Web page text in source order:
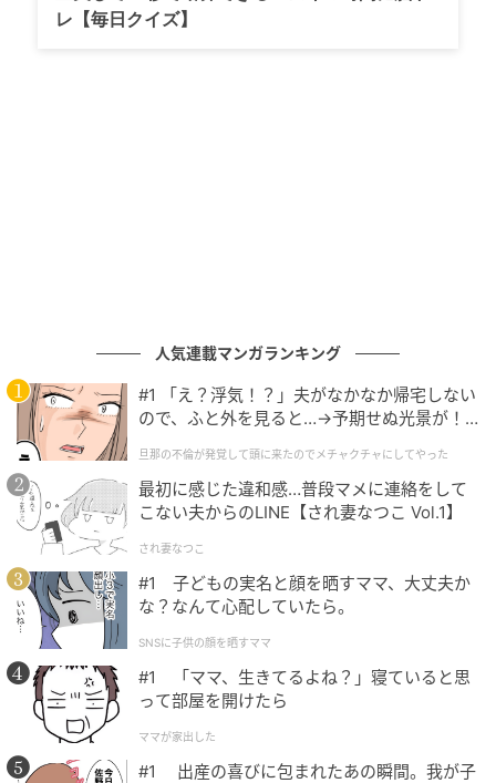
レ【毎日クイズ】
人気連載マンガランキング
#1 「え？浮気！？」夫がなかなか帰宅しない
ので、ふと外を見ると…→予期せぬ光景が！
クチャにしてやった
旦那の不倫が発覚して頭に来たのでメチャクチャにしてやった
最初に感じた違和感…普段マメに連絡をして
こない夫からのLINE【され妻なつこ Vol.1】
され妻なつこ
#1 子どもの実名と顔を晒すママ、大丈夫か
な？なんて心配していたら。
SNSに子供の顔を晒すママ
#1 「ママ、生きてるよね？」寝ていると思
って部屋を開けたら
ママが家出した
#1 出産の喜びに包まれたあの瞬間。我が子